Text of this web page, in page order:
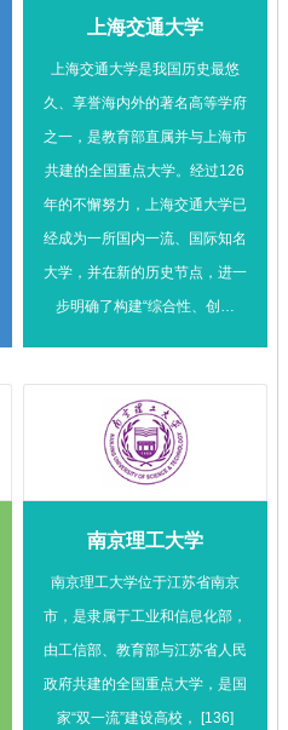
上海交通大学
上海交通大学是我国历史最悠
久、享誉海内外的著名高等学府
之一，是教育部直属并与上海市
共建的全国重点大学。经过126
年的不懈努力，上海交通大学已
经成为一所国内一流、国际知名
大学，并在新的历史节点，进一
步明确了构建“综合性、创新
南京理工大学
南京理工大学位于江苏省南京
市，是隶属于工业和信息化部，
由工信部、教育部与江苏省人民
政府共建的全国重点大学，是国
家“双一流”建设高校， [136]